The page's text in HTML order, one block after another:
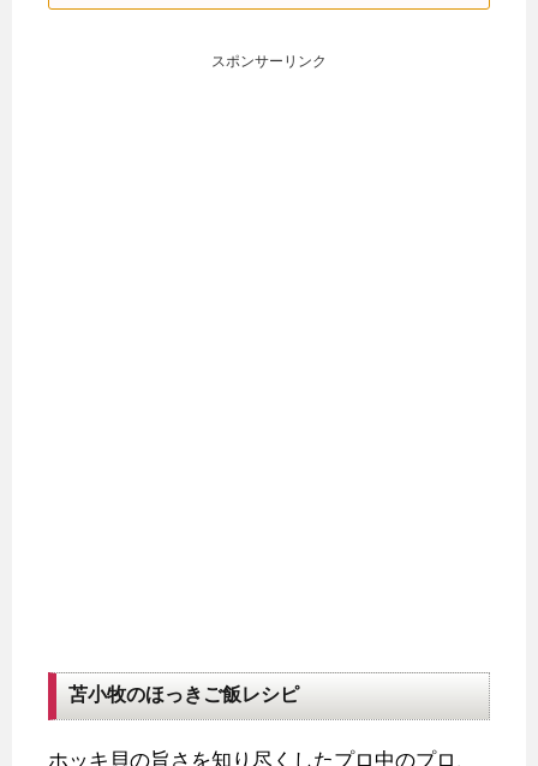
スポンサーリンク
苫小牧のほっきご飯レシピ
ホッキ貝の旨さを知り尽くしたプロ中のプロ、